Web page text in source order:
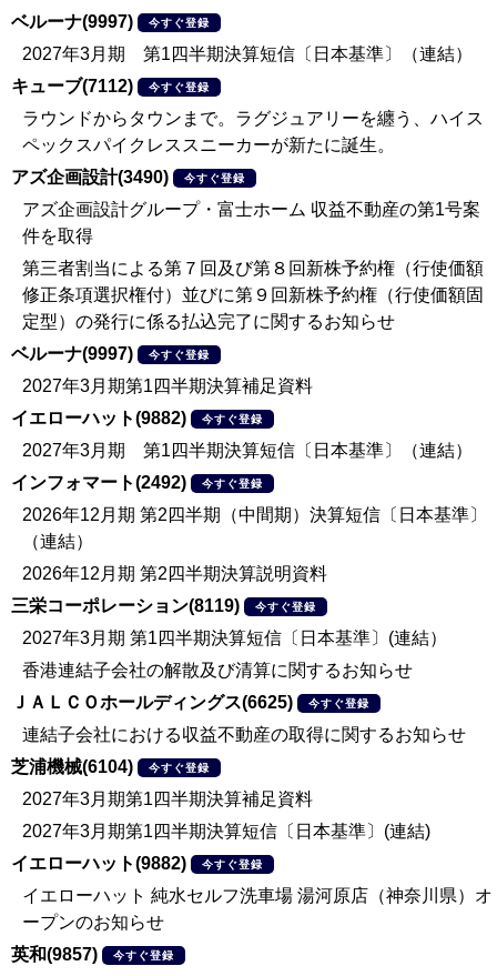
ベルーナ(9997)
今すぐ登録
2027年3月期 第1四半期決算短信〔日本基準〕（連結）
キューブ(7112)
今すぐ登録
ラウンドからタウンまで。ラグジュアリーを纏う、ハイス
ペックスパイクレススニーカーが新たに誕生。
アズ企画設計(3490)
今すぐ登録
アズ企画設計グループ・富士ホーム 収益不動産の第1号案
件を取得
第三者割当による第７回及び第８回新株予約権（行使価額
修正条項選択権付）並びに第９回新株予約権（行使価額固
定型）の発行に係る払込完了に関するお知らせ
ベルーナ(9997)
今すぐ登録
2027年3月期第1四半期決算補足資料
イエローハット(9882)
今すぐ登録
2027年3月期 第1四半期決算短信〔日本基準〕（連結）
インフォマート(2492)
今すぐ登録
2026年12月期 第2四半期（中間期）決算短信〔日本基準〕
（連結）
2026年12月期 第2四半期決算説明資料
三栄コーポレーション(8119)
今すぐ登録
2027年3月期 第1四半期決算短信〔日本基準〕(連結）
香港連結子会社の解散及び清算に関するお知らせ
ＪＡＬＣＯホールディングス(6625)
今すぐ登録
連結子会社における収益不動産の取得に関するお知らせ
芝浦機械(6104)
今すぐ登録
2027年3月期第1四半期決算補足資料
2027年3月期第1四半期決算短信〔日本基準〕(連結)
イエローハット(9882)
今すぐ登録
イエローハット 純水セルフ洗車場 湯河原店（神奈川県）オ
ープンのお知らせ
英和(9857)
今すぐ登録